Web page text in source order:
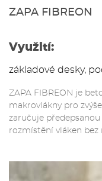
ZAPA FIBREON
Využití:
základové desky,
ZAPA FIBREON je
makrovlákny pro
zaručuje
rozmístění vláken bez